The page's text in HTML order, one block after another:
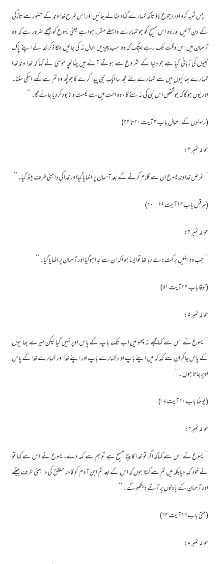
’’ پس توبہ کرو اور رجوع لاؤ تاکہ تمہارے گناہ مٹائے جائیں اور اس طرح خدا وند کے حضور سے تازگی
کے دن آئیں اور وہ اس مسیح کو جو تمہارے واسطے مقرر ہوا ہے یعنی یسوع کو بھیجے ضرور ہے کہ وہ
آسمان میں اس وقت تک رہے جبتک کہ وہ سب چیزیں بحال نہ کی جائیں جنکا ذکر خدانے اپنے پاک
نبیوں کی زبانی کیا ہے جو دنیا کے شروع سے ہوتے آئے ہیں چنانچہ موسیٰ نے کہا کہ خدا وند خدا
تمہارے بھائیوں میں سے تمہارے لئے مجھ سا ایک نبی پیدا کرے گا جوکچھ وہ تم سے کہے اسکی سننا۔
اور یوں ہوگا کہ جوشخص اس نبی کی نہ سنے گا ، وہ امت میں سے نیست و نابود کردیا جائے گا۔ ‘‘
(رسولوں کے اعمال باب ۳ آیت ۲۰ تا ۲۴)
حوالہ نمبر ۳:
’’ غرض خداوند یسوع ان سے کلام کرنے کے بعد آسمان پر اٹھایا گیاا ور خدا کی دا ہنی طرف بیٹھ گیا۔‘‘
(مرقس باب۱۴ آیت ۱۹؍۲۰)
حوالہ نمبر ۴:
’’ جب وہ انہیں برکت دے رہا تھا توایسا ہو ا کہ ان سے جدا ہوگیا اور آسمان پر اٹھایا گیا۔‘‘
(لوقا باب ۲۴ آیت ۵۱)
حوالہ نمبر ۵:
’’ یسوع نے اس سے کہا مجھے نہ چھو میں اب تک باپ کے پاس اوپرنہیں گیا لیکن میرے بھائیوں
کے پاس جاکر ان سے کہہ کہ میں اپنے باپ او رتمہارے باپ اور اپنے خدا اور تمہارے خدا کے پاس
اوپر جاتا ہوں ۔‘‘
(یوحنا باب ۲۰ آیت۱۷)
حوالہ نمبر۶:
’’ یسوع نے اس سے کہاکہ اگر تو خدا کا بیٹا مسیح ہے تو ہم سے کہہ دے۔ یسوع نے اس سے کہا تو
نے خود کہہ دیابلکہ میں تم سے کہتا ہوں کہ اس کے بعد تم ابن آدم کو قادر مطلق کی دا اہنی طرف بیٹھے
اور آسمان کے بادلوں پر آتے دیکھو گے ۔‘‘
(متی باب ۲۶ آیت ۶۴)
حوالہ نمبر ۷: